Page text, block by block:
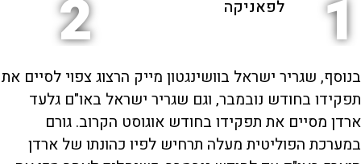
1 לפאניקה 2
בנוסף, שגריר ישראל בוושינגטון מייק הרצוג צפוי לסיים את
תפקידו בחודש נובמבר, וגם שגריר ישראל באו"ם גלעד
ארדן מסיים את תפקידו בחודש אוגוסט הקרוב. גורם
במערכת הפוליטית מעלה תרחיש לפיו כהונתו של ארדן